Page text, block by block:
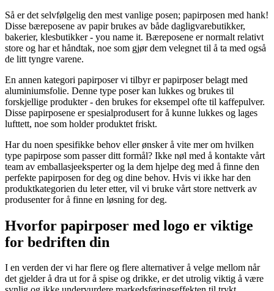
Så er det selvfølgelig den mest vanlige posen; papirposen med hank!
Disse bæreposene av papir brukes av både dagligvarebutikker,
bakerier, klesbutikker - you name it. Bæreposene er normalt relativt
store og har et håndtak, noe som gjør dem velegnet til å ta med også
de litt tyngre varene.
En annen kategori papirposer vi tilbyr er papirposer belagt med
aluminiumsfolie. Denne type poser kan lukkes og brukes til
forskjellige produkter - den brukes for eksempel ofte til kaffepulver.
Disse papirposene er spesialprodusert for å kunne lukkes og lages
lufttett, noe som holder produktet friskt.
Har du noen spesifikke behov eller ønsker å vite mer om hvilken
type papirpose som passer ditt formål? Ikke nøl med å kontakte vårt
team av emballasjeeksperter og la dem hjelpe deg med å finne den
perfekte papirposen for deg og dine behov. Hvis vi ikke har den
produktkategorien du leter etter, vil vi bruke vårt store nettverk av
produsenter for å finne en løsning for deg.
Hvorfor papirposer med logo er viktige
for bedriften din
I en verden der vi har flere og flere alternativer å velge mellom når
det gjelder å dra ut for å spise og drikke, er det utrolig viktig å være